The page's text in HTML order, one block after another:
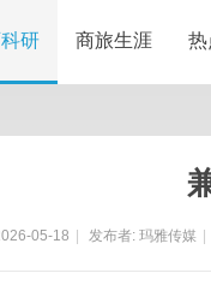
研 商旅生涯 热
05-18 发布者: 玛雅传媒